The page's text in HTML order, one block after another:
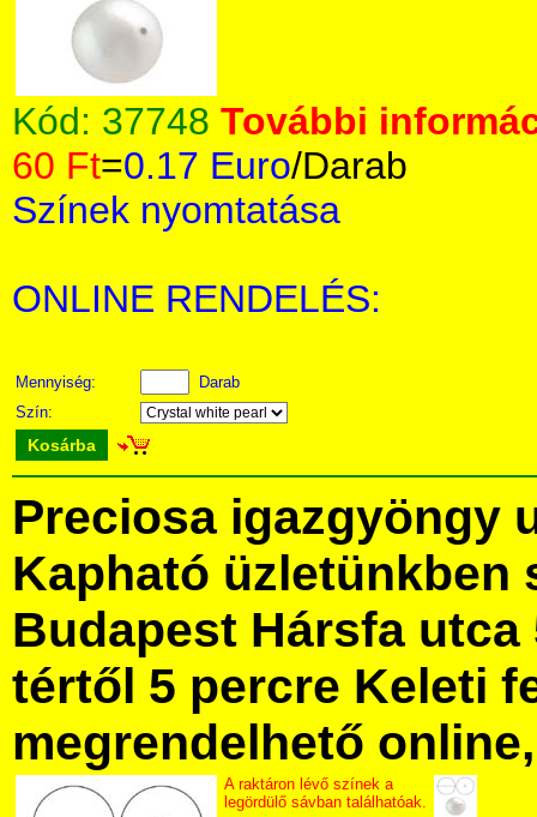
Kód: 37748 További
60 Ft=0.17 Euro/Darab
Színek nyomtatása
ONLINE RENDELÉS:
Mennyiség:
Darab
Szín:
Kosárba
Preciosa igazgyöngy
Kapható üzletünkben
Budapest Hársfa utca
tértől 5 percre Keleti
megrendelhető
A raktáron lévő színek a
legördülő sávban találhatóak.